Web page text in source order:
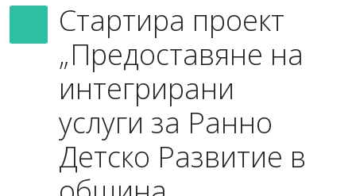
Стартира проект
„Предоставяне на
интегрирани
услуги за Ранно
Детско Развитие в